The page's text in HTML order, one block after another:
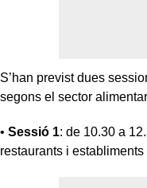
S’han previst dues
segons el sector
• Sessió 1: de 10.30 a
restaurants i